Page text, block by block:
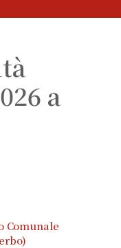
a
Comunale